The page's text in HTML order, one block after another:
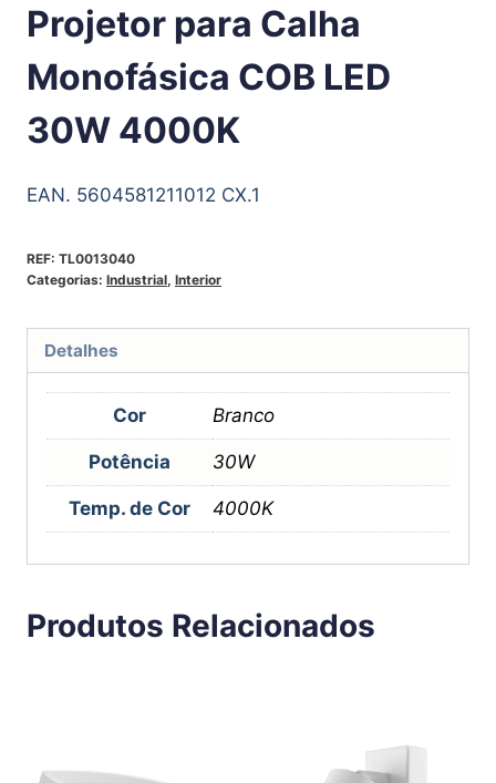
Projetor para Calha
Monofásica COB LED
30W 4000K
EAN. 5604581211012 CX.1
REF: TL0013040
Categorias: Industrial, Interior
Detalhes
Cor Branco
Potência 30W
Temp. de Cor 4000K
Produtos Relacionados